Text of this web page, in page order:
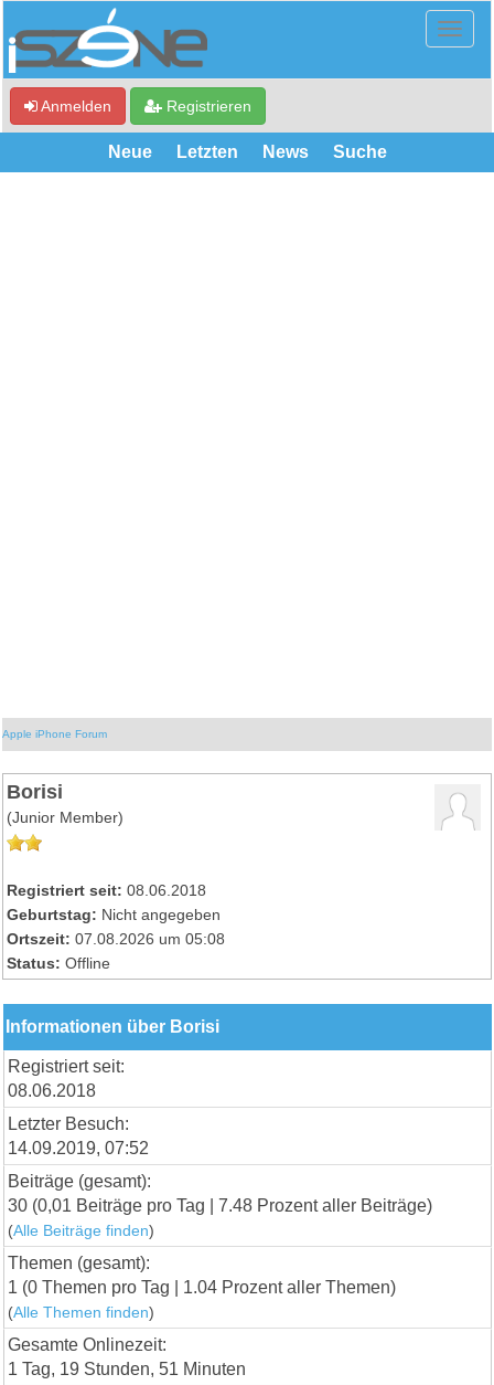
Anmelden Registrieren
Neue Letzten News Suche
Apple iPhone Forum
Borisi
(Junior Member)
Registriert seit: 08.06.2018
Geburtstag: Nicht angegeben
Ortszeit: 07.08.2026 um 05:08
Status: Offline
Informationen über Borisi
Registriert seit:
08.06.2018
Letzter Besuch:
14.09.2019, 07:52
Beiträge (gesamt):
30 (0,01 Beiträge pro Tag | 7.48 Prozent aller Beiträge)
(Alle Beiträge finden)
Themen (gesamt):
1 (0 Themen pro Tag | 1.04 Prozent aller Themen)
(Alle Themen finden)
Gesamte Onlinezeit:
1 Tag, 19 Stunden, 51 Minuten